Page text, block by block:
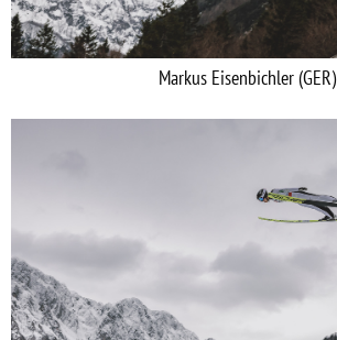
Markus Eisenbichler (GER)